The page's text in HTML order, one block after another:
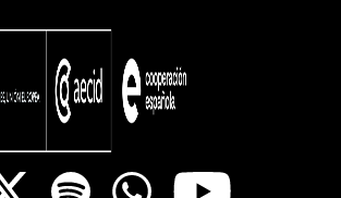
Spotify WhatsappYoutube